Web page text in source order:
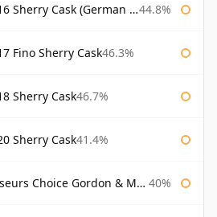
Cask (German Market) 44.8%
Fino Sherry Cask46.3%
Sherry Cask46.7%
Sherry Cask41.4%
Choice Gordon & Macphail 40%